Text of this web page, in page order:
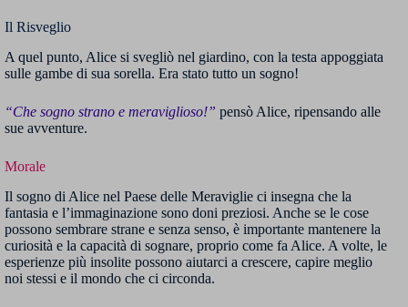
Il Risveglio
A quel punto, Alice si svegliò nel giardino, con la testa appoggiata
sulle gambe di sua sorella. Era stato tutto un sogno!
“Che sogno strano e meraviglioso!” pensò Alice, ripensando alle
sue avventure.
Morale
Il sogno di Alice nel Paese delle Meraviglie ci insegna che la
fantasia e l’immaginazione sono doni preziosi. Anche se le cose
possono sembrare strane e senza senso, è importante mantenere la
curiosità e la capacità di sognare, proprio come fa Alice. A volte, le
esperienze più insolite possono aiutarci a crescere, capire meglio
noi stessi e il mondo che ci circonda.